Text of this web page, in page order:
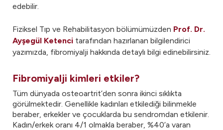
edebilir.
Fiziksel Tıp ve Rehabilitasyon bölümümüzden Prof. Dr.
Ayşegül Ketenci tarafından hazırlanan bilgilendirici
yazımızda, fibromiyalji hakkında detaylı bilgi edinebilirsiniz.
Fibromiyalji kimleri etkiler?
Tüm dünyada osteoartrit’den sonra ikinci sıklıkta
görülmektedir. Genellikle kadınları etkilediği bilinmekle
beraber, erkekler ve çocuklarda bu sendromdan etkilenir.
Kadın/erkek oranı 4/1 olmakla beraber, %40’a varan